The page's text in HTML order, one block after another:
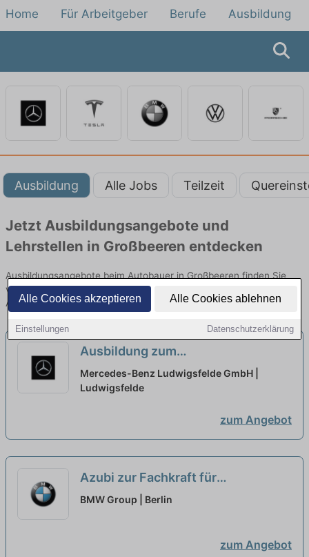
Alle Cookies akzeptieren Alle Cookies ablehnen
Einstellungen Datenschutzerklärung
Home Für Arbeitgeber Berufe Ausbildung
Ausbildung Alle Jobs Teilzeit
Jetzt Ausbildungsangebote und
Lehrstellen in Großbeeren entdecken
Ausbildungsangebote beim Autobauer in Großbeeren finden Sie
von namhaften Firmen. Entdecken Sie freie Optionen von Top-
Arbeitgebern und bewerben Sie sich noch heute.
Ausbildung zum
Industriemechaniker (w/m/d),
Mercedes-Benz Ludwigsfelde
Ausbildungsbeginn 01.09.2027 neu
Mercedes-Benz Ludwigsfelde GmbH |
Ludwigsfelde
zum Angebot
Azubi zur Fachkraft für
Lagerlogistik (w/m/x) im Werk [2
BMW Group | Berlin
zum Angebot